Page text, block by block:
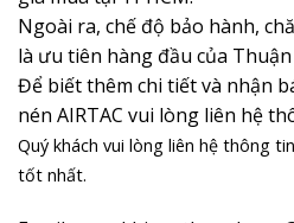
Ngoài ra, chế độ bảo hành,
là ưu tiên hàng đầu của
Để biết thêm chi tiết và nhận
nén AIRTAC vui lòng liên hệ
Quý khách vui lòng liên hệ thông
tốt nhất.